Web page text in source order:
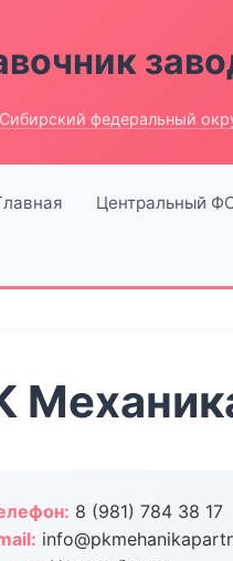
Сибирский федеральный
Центральный
8 (981) 784 38 17